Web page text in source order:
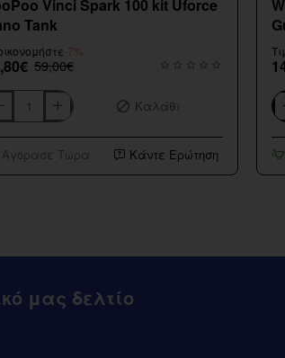
Vinci Spark 100 kit Uforce
Tank
-7%
59,00€
Καλάθι
Αγόρασε Τώρα Κάντε Ερώτηση
μας δελτίο